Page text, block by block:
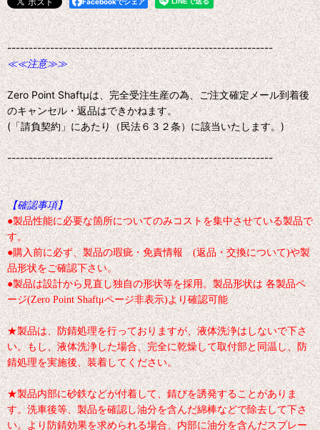
--------------------------------------------------------------
≪≪注意≫≫
Zero Point Shaftμは、完全受注生産の為、ご注文確定メール到着後
のキャンセル・返品はできかねます。
(「請負契約」にあたり（民法６３２条）に該当いたします。)
--------------------------------------------------------------
【確認事項】
●製品性能に必要な箇所についてのみコストを集中させている製品で
す。
●購入前に必ず、製品の瑕疵・免責情報 (返品・交換について)や製
品形状をご確認下さい。
●製品は設計から見直し独自の形状等を採用。製品形状は 各製品ペ
ージ(Zero Point Shaftμページ非表示)より確認可能
★製品は、防錆処理を行っておりますが、液体洗浄はしないで下さ
い。もし、液体洗浄した場合、完全に乾燥して取付部と同温し、防
錆処理を実施後、装着してください。
★製品内部に砂鉄などが付着して、錆びを誘発することがありま
す。洗車後等、製品を確認し油分を含んだ綿棒などで除去して下さ
い。より防錆効果を求められる場合、内部に油分を含んだスプレー